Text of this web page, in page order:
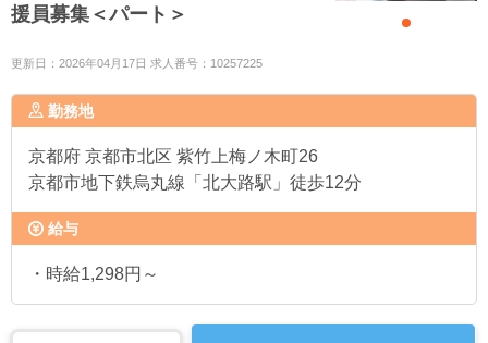
援員募集＜パート＞
更新日：2026年04月17日 求人番号：10257225
勤務地
京都府 京都市北区 紫竹上梅ノ木町26
京都市地下鉄烏丸線「北大路駅」徒歩12分
給与
・時給1,298円～